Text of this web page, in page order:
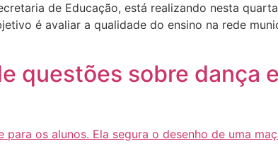
de Educação, está realizando nesta
é avaliar a qualidade do ensino na rede
questões sobre dança